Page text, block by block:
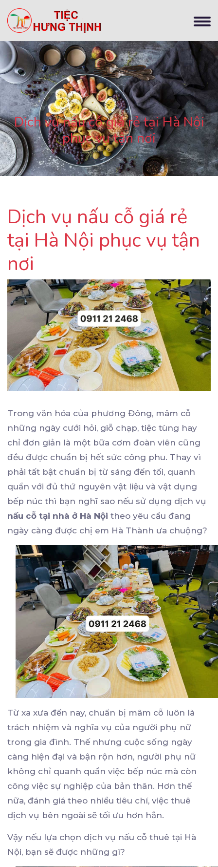
Dịch vụ nấu cỗ giá rẻ tại Hà Nội
phục vụ tận nơi
Dịch vụ nấu cỗ giá rẻ
tại Hà Nội phục vụ tận
nơi
Trong văn hóa của phương Đông, mâm cỗ
những ngày cưới hỏi, giỗ chạp, tiệc tùng hay
chỉ đơn giản là một bữa cơm đoàn viên cũng
đều được chuẩn bị hết sức công phu. Thay vì
phải tất bật chuẩn bị từ sáng đến tối, quanh
quẩn với đủ thứ nguyên vật liệu và vật dụng
bếp núc thì bạn nghĩ sao nếu sử dụng dịch vụ
nấu cỗ tại nhà ở Hà Nội theo yêu cầu đang
ngày càng được chị em Hà Thành ưa chuộng?
Từ xa xưa đến nay, chuẩn bị mâm cỗ luôn là
trách nhiệm và nghĩa vụ của người phụ nữ
trong gia đình. Thế nhưng cuộc sống ngày
càng hiện đại và bận rộn hơn, người phụ nữ
không chỉ quanh quẩn việc bếp núc mà còn
công việc sự nghiệp của bản thân. Hơn thế
nữa, đánh giá theo nhiều tiêu chí, việc thuê
dịch vụ bên ngoài sẽ tối ưu hơn hẳn.
Vậy nếu lựa chọn dịch vụ nấu cỗ thuê tại Hà
Nội, bạn sẽ được những gì?